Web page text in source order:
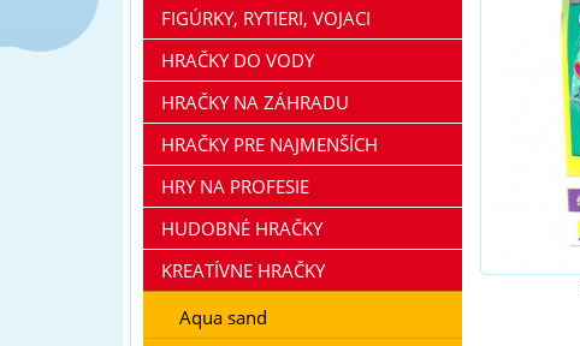
FIGÚRKY, RYTIERI, VOJACI
HRAČKY DO VODY
HRAČKY NA ZÁHRADU
HRAČKY PRE NAJMENŠÍCH
HRY NA PROFESIE
HUDOBNÉ HRAČKY
KREATÍVNE HRAČKY
Aqua sand